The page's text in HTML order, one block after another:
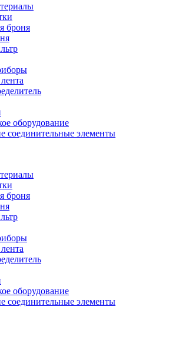
броня
оборудование
соединительные элементы
броня
оборудование
соединительные элементы